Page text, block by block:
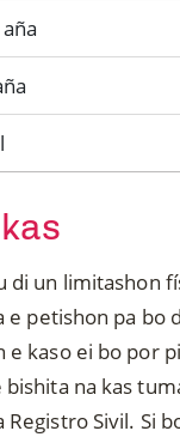
di un limitashon
e petishon pa bo
kaso ei bo por
na kas
Sivil. Si